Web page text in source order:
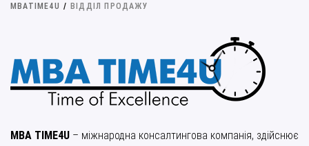
MBATIME4U / ВІДДІЛ ПРОДАЖУ
MBA TIME4U – міжнародна консалтингова компанія, здійснює